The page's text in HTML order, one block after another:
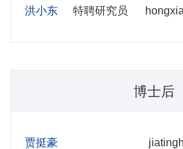
洪小东 特聘研究员
博士后
贾挺豪